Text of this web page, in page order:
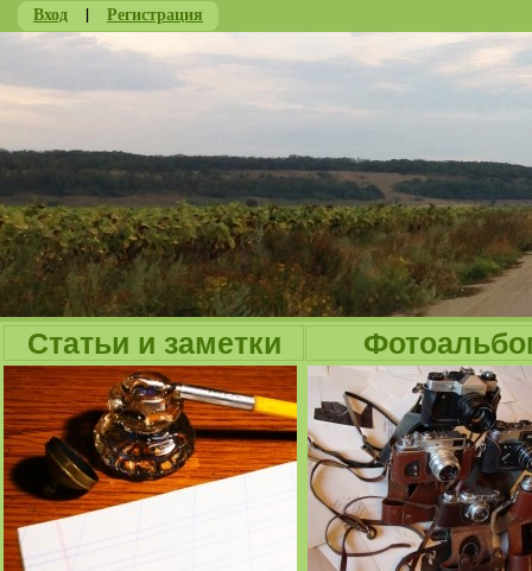
Вход | Регистрация
Статьи и заметки